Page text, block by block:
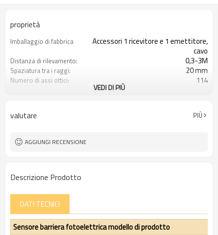
proprietà
Imballaggio di fabbrica
Accessori 1 ricevitore e 1 emettitore,
cavo
Distanza di rilevamento: 0,3-3M
Spaziatura tra i raggi: 20 mm
Numero di assi ottici: 114
Spina di interfaccia Dotato di connettore M8
VEDI DI PIÙ
valutare PIÙ
AGGIUNGI RECENSIONE
Descrizione Prodotto
DATI TECNICI
Sensore barriera fotoelettrica modello di prodotto